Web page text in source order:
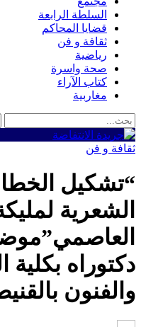
السلطة الرابعة
قضايا المحاكم
ثقافة و فن
رياضية
صحة واسرة
كتاب الآراء
مغاربية
ثقافة و فن
“تشكيل
الشعرية
دكتوراه بكلية
والفنون